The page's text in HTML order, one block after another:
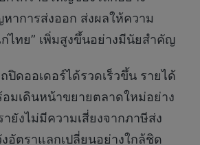
าการส่งออก ส่งผลให้ความ
ไทย” เพิ่มสูงขึ้นอย่างมีนัยสำคัญ
ปิดออเดอร์ได้รวดเร็วขึ้น รายได้
อมเดินหน้าขยายตลาดใหม่อย่าง
ยังไม่มีความเสี่ยงจากภาษีส่ง
อัตราแลกเปลี่ยนอย่างใกล้ชิด